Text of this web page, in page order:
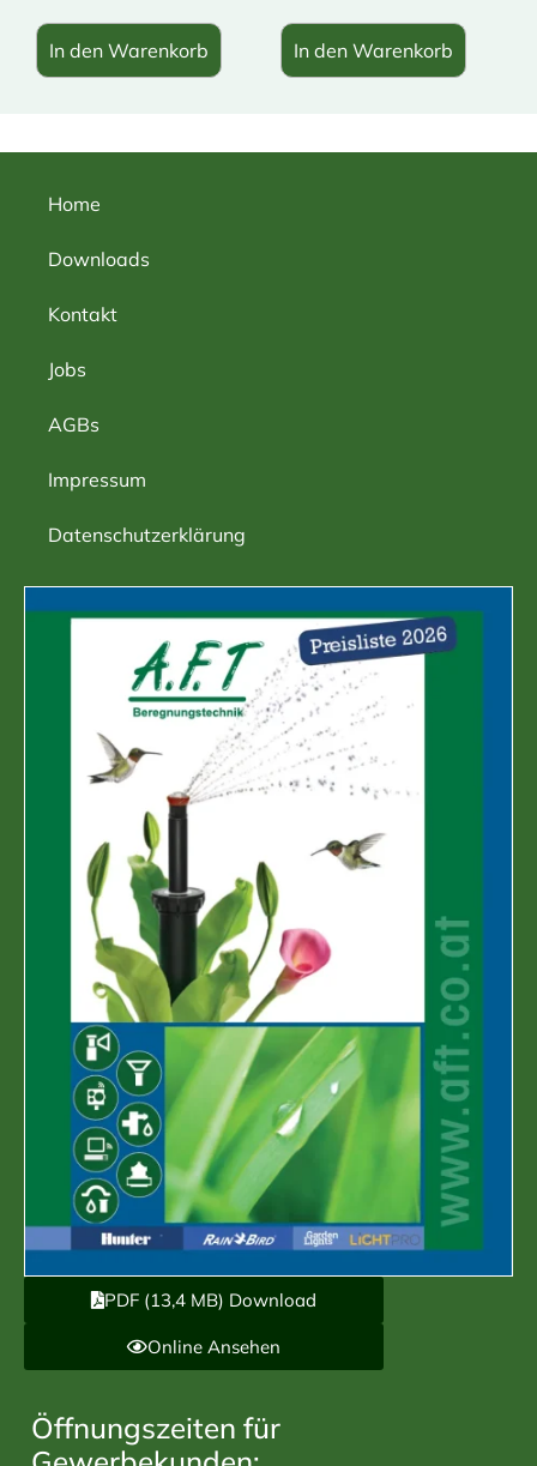
In den Warenkorb In den Warenkorb
Home
Downloads
Kontakt
Jobs
AGBs
Impressum
Datenschutzerklärung
PDF (13,4 MB) Download
Online Ansehen
Öffnungszeiten für